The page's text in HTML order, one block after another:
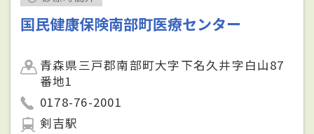
国民健康保険南部町医療センター
青森県三戸郡南部町大字下名久井字白山87
番地1
0178-76-2001
剣吉駅